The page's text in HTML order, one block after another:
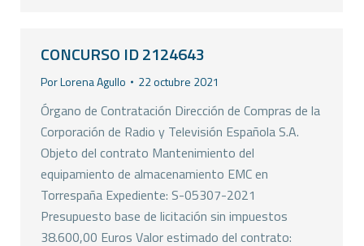
CONCURSO ID 2124643
PorLorena Agullo 22 octubre 2021
Órgano de Contratación Dirección de Compras de la
Corporación de Radio y Televisión Española S.A.
Objeto del contrato Mantenimiento del
equipamiento de almacenamiento EMC en
Torrespaña Expediente: S-05307-2021
Presupuesto base de licitación sin impuestos
38.600,00 Euros Valor estimado del contrato: